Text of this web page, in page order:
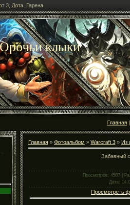
3, Дота, Гарена
Орочьи клыки
Главная
Главная » Фотоальбом » Warcraft 3 » Из
Забавный
Просмотров: 4507 |
Дата :
Просмотреть